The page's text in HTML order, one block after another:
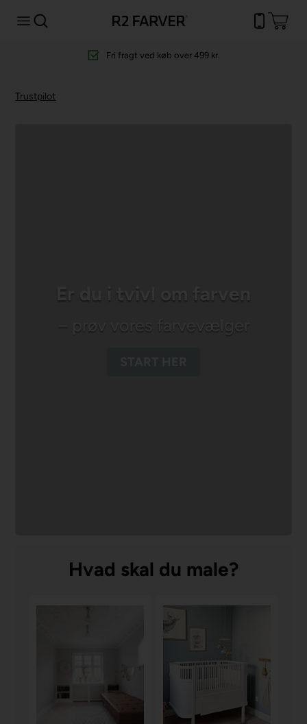
Fri fragt ved køb over 499 kr.
Trustpilot
Er du i tvivl om farven
– prøv vores farvevælger
Hvad skal du male?